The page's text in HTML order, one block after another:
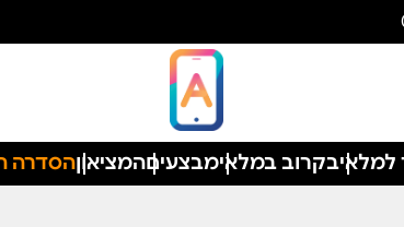
למלאיבקרוב במלאימבצעיםהמציאוןהסדרה